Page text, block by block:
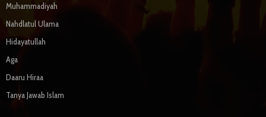
Muhammadiyah
Nahdlatul Ulama
Hidayatullah
Aga
Daaru Hiraa
Tanya Jawab Islam